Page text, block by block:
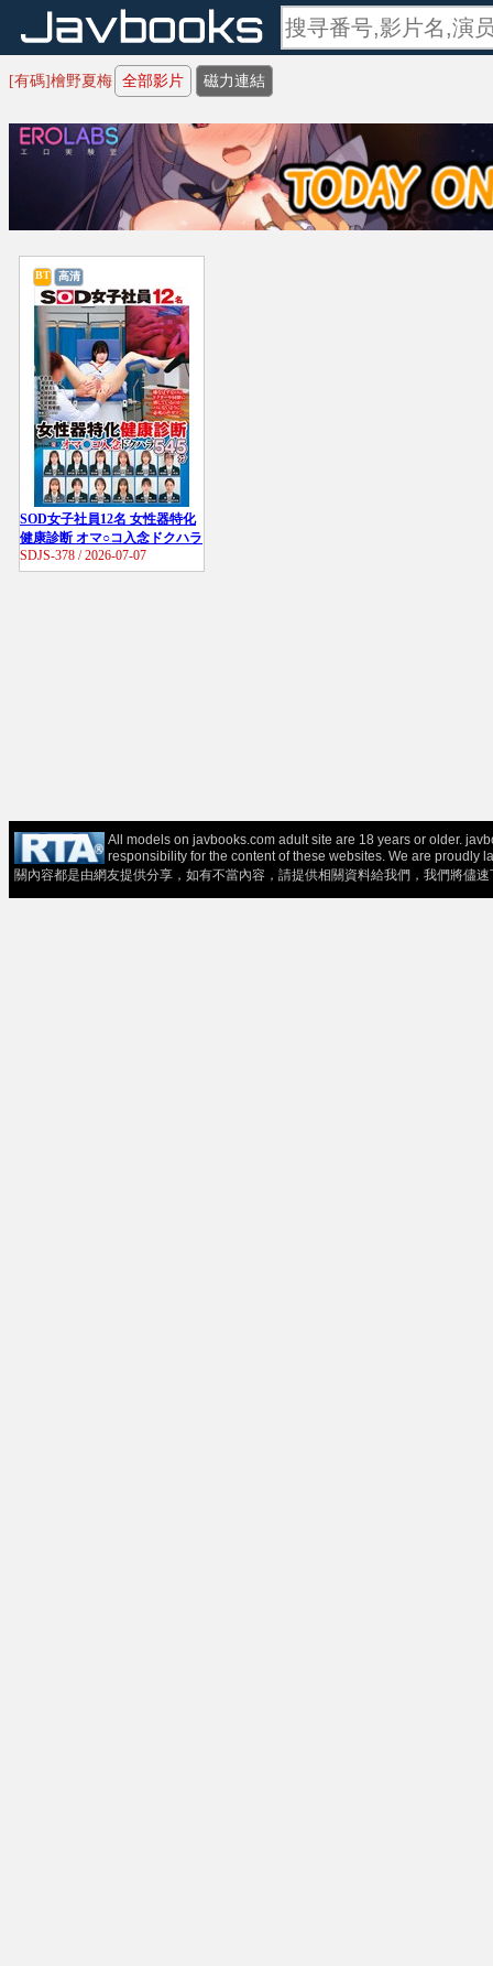
[有碼]檜野夏梅 全部影片 磁力連結
BT 高清
SOD女子社員12名 女性器特化
健康診断 オマ○コ入念ドクハラ
545分
SDJS-378 / 2026-07-07
All models on javbooks.com adult site are 18 years or older.
responsibility for the content of these websites. We are proudly
關內容都是由網友提供分享，如有不當內容，請提供相關資料給我們，我們將儘速